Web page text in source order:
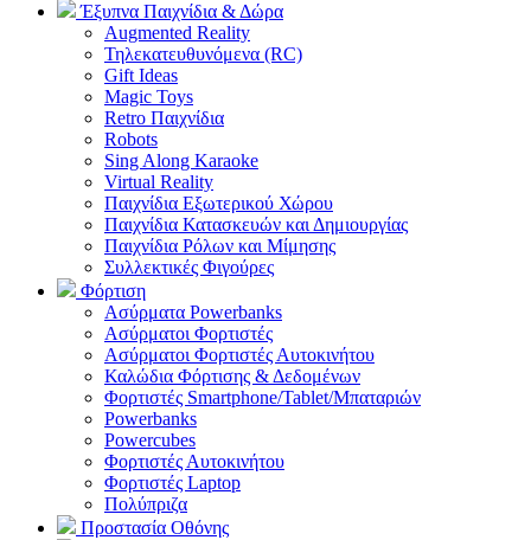
Έξυπνα Παιχνίδια & Δώρα
Augmented Reality
Τηλεκατευθυνόμενα (RC)
Gift Ideas
Magic Toys
Retro Παιχνίδια
Robots
Sing Along Karaoke
Virtual Reality
Παιχνίδια Εξωτερικού Χώρου
Παιχνίδια Κατασκευών και Δημιουργίας
Παιχνίδια Ρόλων και Μίμησης
Συλλεκτικές Φιγούρες
Φόρτιση
Ασύρματα Powerbanks
Aσύρματοι Φορτιστές
Ασύρματοι Φορτιστές Αυτοκινήτου
Καλώδια Φόρτισης & Δεδομένων
Φορτιστές Smartphone/Tablet/Μπαταριών
Powerbanks
Powercubes
Φορτιστές Αυτοκινήτου
Φορτιστές Laptop
Πολύπριζα
Προστασία Οθόνης